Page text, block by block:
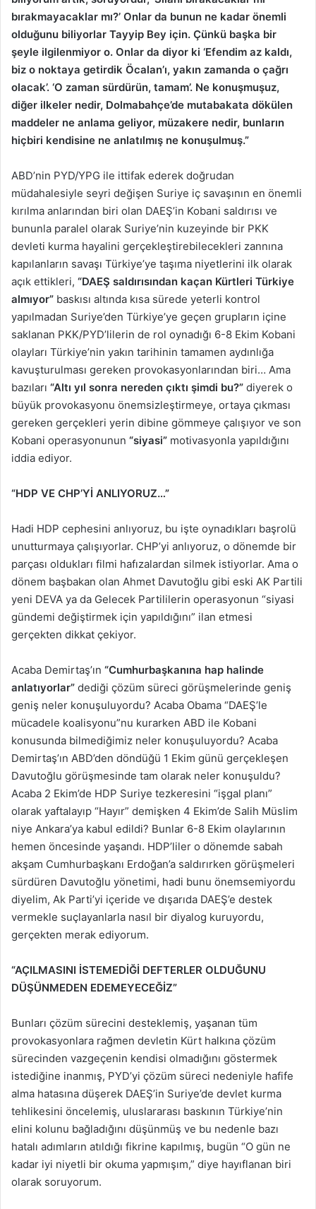
bırakmayacaklar mı?’ Onlar da bunun ne kadar önemli
olduğunu biliyorlar Tayyip Bey için. Çünkü başka bir
şeyle ilgilenmiyor o. Onlar da diyor ki ‘Efendim az kaldı,
biz o noktaya getirdik Öcalan’ı, yakın zamanda o çağrı
olacak’. ‘O zaman sürdürün, tamam’. Ne konuşmuşuz,
diğer ilkeler nedir, Dolmabahçe’de mutabakata dökülen
maddeler ne anlama geliyor, müzakere nedir, bunların
hiçbiri kendisine ne anlatılmış ne konuşulmuş.”
ABD’nin PYD/YPG ile ittifak ederek doğrudan
müdahalesiyle seyri değişen Suriye iç savaşının en önemli
kırılma anlarından biri olan DAEŞ’in Kobani saldırısı ve
bununla paralel olarak Suriye’nin kuzeyinde bir PKK
devleti kurma hayalini gerçekleştirebilecekleri zannına
kapılanların savaşı Türkiye’ye taşıma niyetlerini ilk olarak
açık ettikleri, “DAEŞ saldırısından kaçan Kürtleri Türkiye
almıyor” baskısı altında kısa sürede yeterli kontrol
yapılmadan Suriye’den Türkiye’ye geçen grupların içine
saklanan PKK/PYD’lilerin de rol oynadığı 6-8 Ekim Kobani
olayları Türkiye’nin yakın tarihinin tamamen aydınlığa
kavuşturulması gereken provokasyonlarından biri… Ama
bazıları “Altı yıl sonra nereden çıktı şimdi bu?” diyerek o
büyük provokasyonu önemsizleştirmeye, ortaya çıkması
gereken gerçekleri yerin dibine gömmeye çalışıyor ve son
Kobani operasyonunun “siyasi” motivasyonla yapıldığını
iddia ediyor.
“HDP VE CHP’Yİ ANLIYORUZ…”
Hadi HDP cephesini anlıyoruz, bu işte oynadıkları başrolü
unutturmaya çalışıyorlar. CHP’yi anlıyoruz, o dönemde bir
parçası oldukları filmi hafızalardan silmek istiyorlar. Ama o
dönem başbakan olan Ahmet Davutoğlu gibi eski AK Partili
yeni DEVA ya da Gelecek Partililerin operasyonun “siyasi
gündemi değiştirmek için yapıldığını” ilan etmesi
gerçekten dikkat çekiyor.
Acaba Demirtaş’ın “Cumhurbaşkanına hap halinde
anlatıyorlar” dediği çözüm süreci görüşmelerinde geniş
geniş neler konuşuluyordu? Acaba Obama “DAEŞ’le
mücadele koalisyonu”nu kurarken ABD ile Kobani
konusunda bilmediğimiz neler konuşuluyordu? Acaba
Demirtaş’ın ABD’den döndüğü 1 Ekim günü gerçekleşen
Davutoğlu görüşmesinde tam olarak neler konuşuldu?
Acaba 2 Ekim’de HDP Suriye tezkeresini “işgal planı”
olarak yaftalayıp “Hayır” demişken 4 Ekim’de Salih Müslim
niye Ankara’ya kabul edildi? Bunlar 6-8 Ekim olaylarının
hemen öncesinde yaşandı. HDP’liler o dönemde sabah
akşam Cumhurbaşkanı Erdoğan’a saldırırken görüşmeleri
sürdüren Davutoğlu yönetimi, hadi bunu önemsemiyordu
diyelim, Ak Parti’yi içeride ve dışarıda DAEŞ’e destek
vermekle suçlayanlarla nasıl bir diyalog kuruyordu,
gerçekten merak ediyorum.
“AÇILMASINI İSTEMEDİĞİ DEFTERLER OLDUĞUNU
DÜŞÜNMEDEN EDEMEYECEĞİZ”
Bunları çözüm sürecini desteklemiş, yaşanan tüm
provokasyonlara rağmen devletin Kürt halkına çözüm
sürecinden vazgeçenin kendisi olmadığını göstermek
istediğine inanmış, PYD’yi çözüm süreci nedeniyle hafife
alma hatasına düşerek DAEŞ’in Suriye’de devlet kurma
tehlikesini öncelemiş, uluslararası baskının Türkiye’nin
elini kolunu bağladığını düşünmüş ve bu nedenle bazı
hatalı adımların atıldığı fikrine kapılmış, bugün “O gün ne
kadar iyi niyetli bir okuma yapmışım,” diye hayıflanan biri
olarak soruyorum.